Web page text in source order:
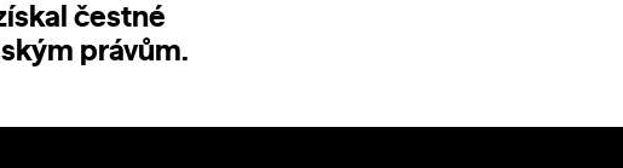
čestné
právům.